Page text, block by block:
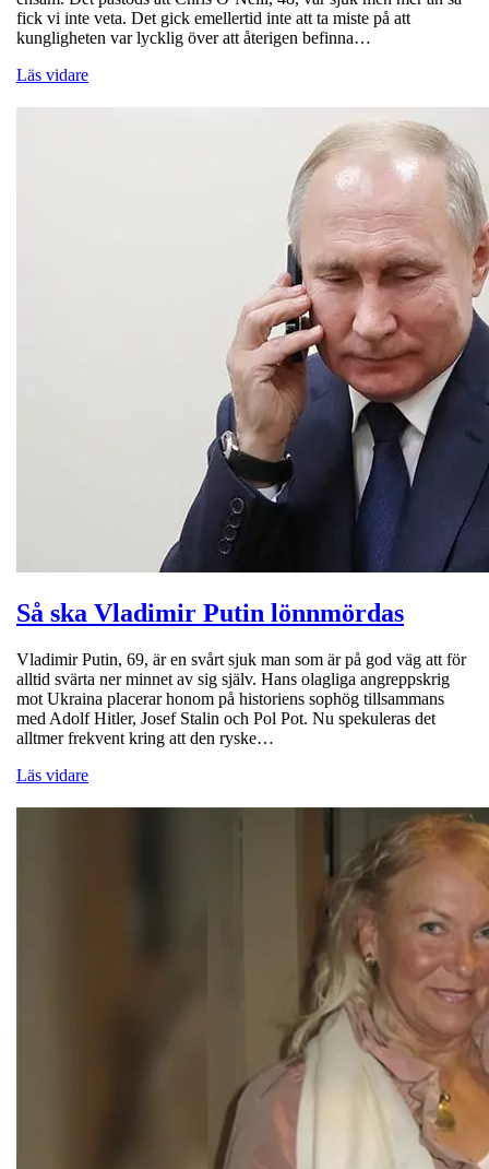
fick vi inte veta. Det gick emellertid inte att ta miste på att
kungligheten var lycklig över att återigen befinna…
Läs vidare
Så ska Vladimir Putin lönnmördas
Vladimir Putin, 69, är en svårt sjuk man som är på god väg att för
alltid svärta ner minnet av sig själv. Hans olagliga angreppskrig
mot Ukraina placerar honom på historiens sophög tillsammans
med Adolf Hitler, Josef Stalin och Pol Pot. Nu spekuleras det
alltmer frekvent kring att den ryske…
Läs vidare